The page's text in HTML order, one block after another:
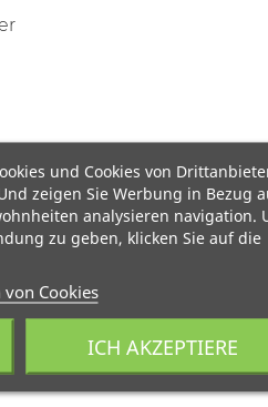
und Cookies von
zeigen Sie Werbung in Bezug
analysieren navigation.
zu geben, klicken Sie auf die
von Cookies
ICH AKZEPTIERE